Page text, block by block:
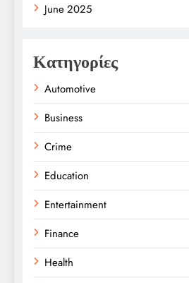
June 2025
Κατηγορίες
Automotive
Business
Crime
Education
Entertainment
Finance
Health